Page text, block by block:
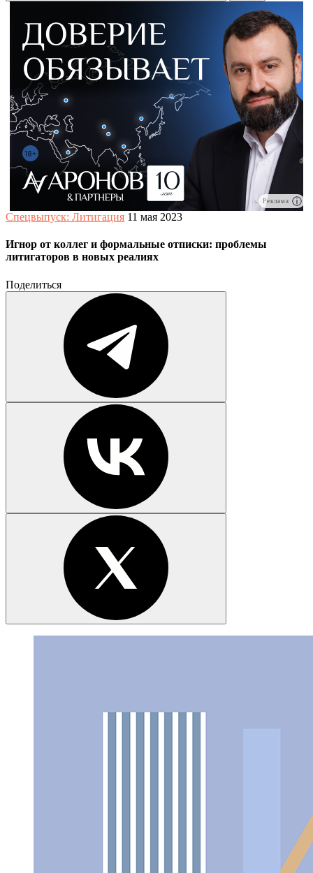
Реклама
Спецвыпуск: Литигация 11 мая 2023
Игнор от коллег и формальные отписки: проблемы
литигаторов в новых реалиях
Поделиться